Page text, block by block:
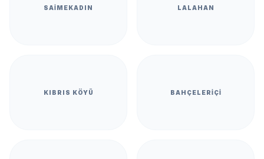
SAIMEKADIN LALAHAN
KIBRIS KÖYÜ BAHÇELERIÇI